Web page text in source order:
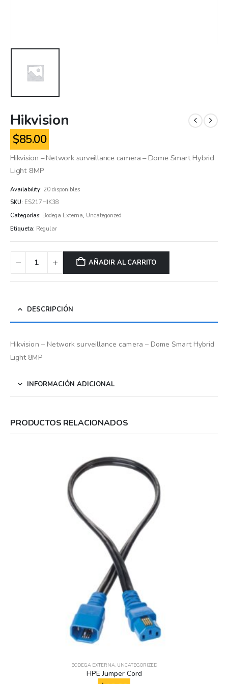
Hikvision
$85.00
Hikvision – Network surveillance camera – Dome Smart Hybrid
Light 8MP
Availability: 20 disponibles
SKU: ES217HIK38
Categorías: Bodega Externa, Uncategorized
Etiqueta: Regular
AÑADIR AL CARRITO
DESCRIPCIÓN
Hikvision – Network surveillance camera – Dome Smart Hybrid
Light 8MP
INFORMACIÓN ADICIONAL
PRODUCTOS RELACIONADOS
BODEGA EXTERNA, UNCATEGORIZED
HPE Jumper Cord